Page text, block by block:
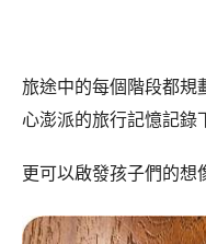
旅途中的每個階段都規
心澎派的旅行記憶記錄
更可以啟發孩子們的想